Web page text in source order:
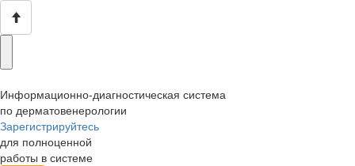
Информационно-диагностическая система
по дерматовенерологии
Зарегистрируйтесь
для полноценной
работы в системе